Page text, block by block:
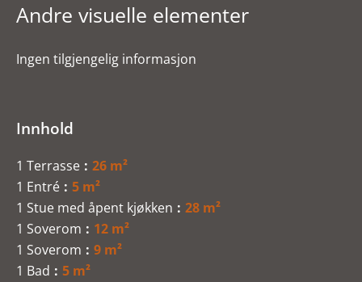
Andre visuelle elementer
Ingen tilgjengelig informasjon
Innhold
1 Terrasse
26 m²
1 Entré
5 m²
1 Stue med åpent kjøkken
28 m²
1 Soverom
12 m²
1 Soverom
9 m²
1 Bad
5 m²